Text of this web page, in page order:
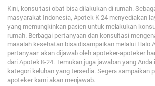
Kini, konsultasi obat bisa dilakukan di rumah.
masyarakat Indonesia, Apotek K-24 menyediakan
yang memungkinkan pasien untuk melakukan
rumah. Berbagai pertanyaan dan konsultasi
masalah kesehatan bisa disampaikan melalui Halo
pertanyaan akan dijawab oleh apoteker-apoteker
dari Apotek K-24. Temukan juga jawaban yang Anda
kategori keluhan yang tersedia. Segera sampaikan
apoteker kami akan menjawab.